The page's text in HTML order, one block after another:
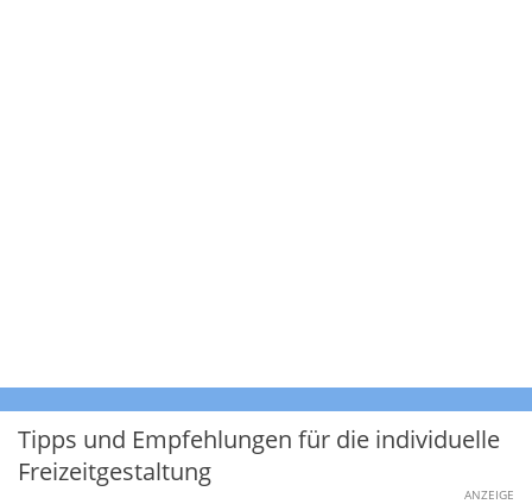
Tipps und Empfehlungen für die individuelle
Freizeitgestaltung
ANZEIGE